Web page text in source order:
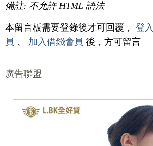
備註: 不允許 HTML 語法
本留言板需要登錄後才可回覆， 登入
員 、 加入借錢會員 後，方可留言
廣告聯盟